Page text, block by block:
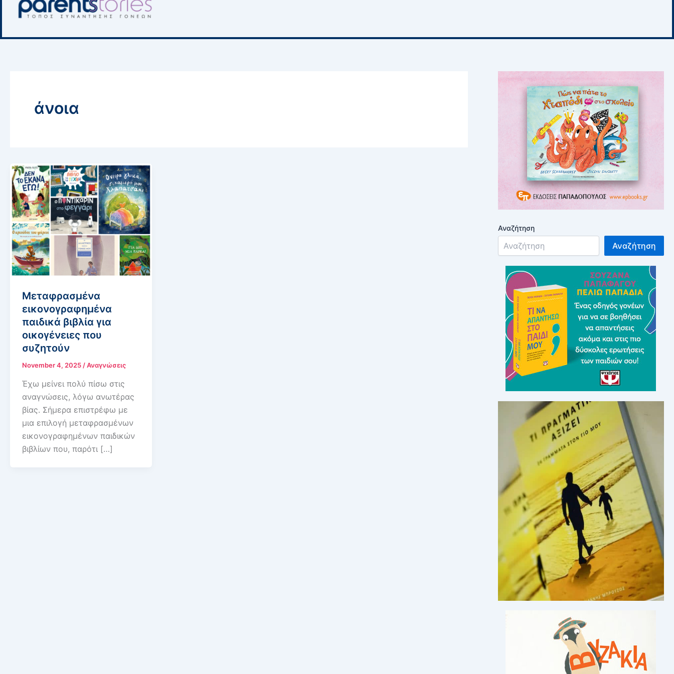
άνοια
Μεταφρασμένα
εικονογραφημένα
παιδικά βιβλία για
οικογένειες που
συζητούν
November 4, 2025 /Αναγνώσεις
Έχω μείνει πολύ πίσω στις
αναγνώσεις, λόγω ανωτέρας
βίας. Σήμερα επιστρέφω με
μια επιλογή μεταφρασμένων
εικονογραφημένων παιδικών
βιβλίων που, παρότι […]
Αναζήτηση
Αναζήτηση